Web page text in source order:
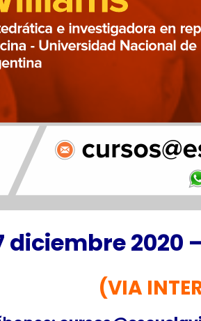
diciembre 2020
(VIA